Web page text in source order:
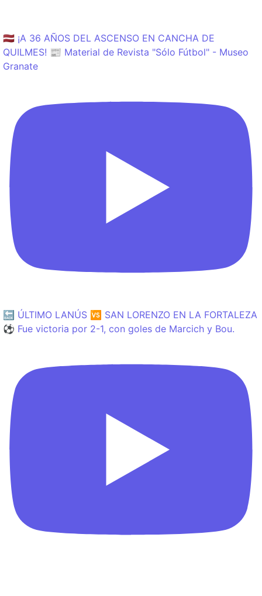
🇱🇻 ¡A 36 AÑOS DEL ASCENSO EN CANCHA DE
QUILMES! 📰 Material de Revista "Sólo Fútbol" - Museo
Granate
🔙 ÚLTIMO LANÚS 🆚 SAN LORENZO EN LA FORTALEZA
⚽️ Fue victoria por 2-1, con goles de Marcich y Bou.